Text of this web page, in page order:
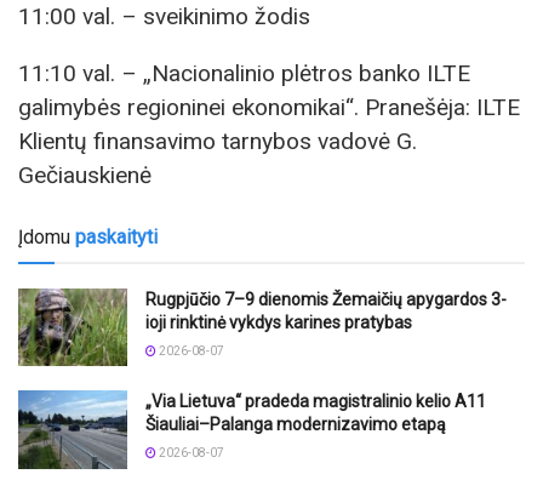
11:00 val. – sveikinimo žodis
11:10 val. – „Nacionalinio plėtros banko ILTE
galimybės regioninei ekonomikai“. Pranešėja: ILTE
Klientų finansavimo tarnybos vadovė G.
Gečiauskienė
Įdomu paskaityti
Rugpjūčio 7–9 dienomis Žemaičių apygardos 3-
ioji rinktinė vykdys karines pratybas
2026-08-07
„Via Lietuva“ pradeda magistralinio kelio A11
Šiauliai–Palanga modernizavimo etapą
2026-08-07